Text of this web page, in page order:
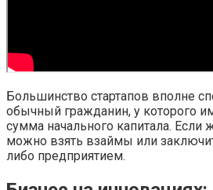
Большинство стартапов вполне
обычный гражданин, у которого
сумма начального капитала. Если
можно взять взаймы или
либо предприятием.